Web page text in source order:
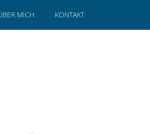
MICH KONTAKT